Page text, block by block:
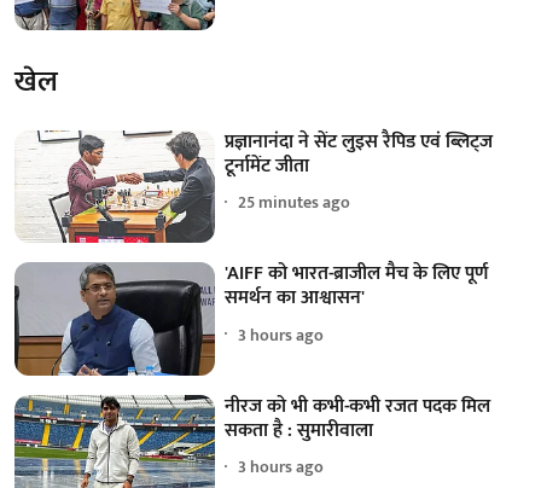
खेल
प्रज्ञानानंदा ने सेंट लुइस रैपिड एवं ब्लिट्ज
टूर्नामेंट जीता
25 minutes ago
'AIFF को भारत-ब्राजील मैच के लिए पूर्ण
समर्थन का आश्वासन'
3 hours ago
नीरज को भी कभी-कभी रजत पदक मिल
सकता है : सुमारीवाला
3 hours ago